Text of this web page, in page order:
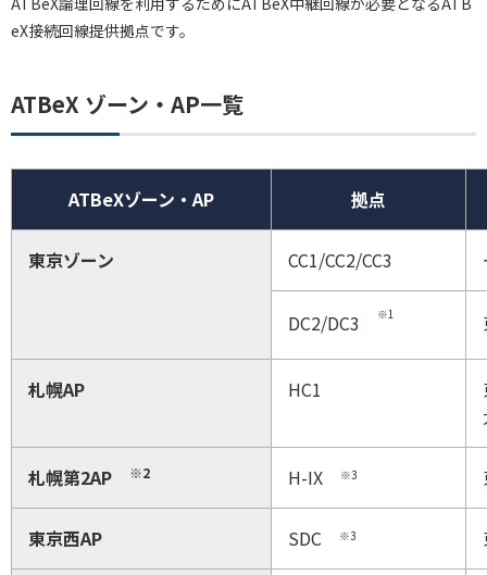
eX接続回線提供拠点です。
ATBeX ゾーン・AP一覧
ATBeXゾーン・AP 拠点
東京ゾーン CC1/CC2/CC3
DC2/DC3 ※1
札幌AP HC1
札幌第2AP ※2 H-IX ※3
東京西AP SDC ※3